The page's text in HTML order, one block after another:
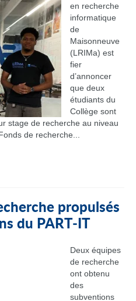
en recherche
informatique
de
Maisonneuve
(LRIMa) est
fier
d’annoncer
que deux
étudiants du
Collège sont
stage de recherche au niveau
de recherche...
propulsés
du PART‑IT
Deux équipes
de recherche
ont obtenu
des
subventions